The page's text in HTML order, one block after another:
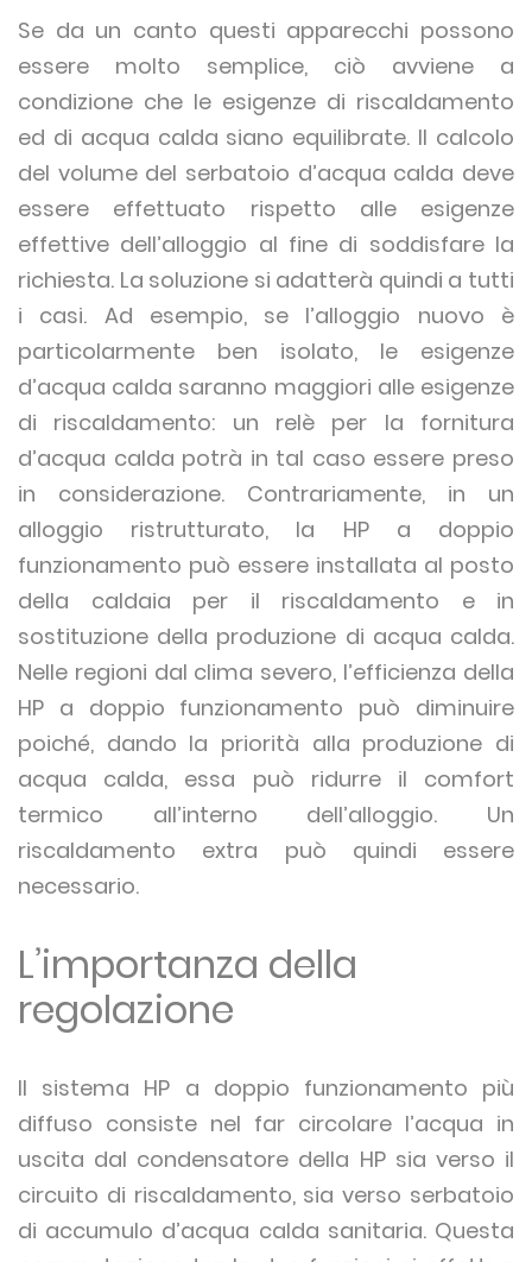
Se da un canto questi apparecchi possono
essere molto semplice, ciò avviene a
condizione che le esigenze di riscaldamento
ed di acqua calda siano equilibrate. Il calcolo
del volume del serbatoio d’acqua calda deve
essere effettuato rispetto alle esigenze
effettive dell’alloggio al fine di soddisfare la
richiesta. La soluzione si adatterà quindi a tutti
i casi. Ad esempio, se l’alloggio nuovo è
particolarmente ben isolato, le esigenze
d’acqua calda saranno maggiori alle esigenze
di riscaldamento: un relè per la fornitura
d’acqua calda potrà in tal caso essere preso
in considerazione. Contrariamente, in un
alloggio ristrutturato, la HP a doppio
funzionamento può essere installata al posto
della caldaia per il riscaldamento e in
sostituzione della produzione di acqua calda.
Nelle regioni dal clima severo, l’efficienza della
HP a doppio funzionamento può diminuire
poiché, dando la priorità alla produzione di
acqua calda, essa può ridurre il comfort
termico all’interno dell’alloggio. Un
riscaldamento extra può quindi essere
necessario.
L’importanza della
regolazione
Il sistema HP a doppio funzionamento più
diffuso consiste nel far circolare l’acqua in
uscita dal condensatore della HP sia verso il
circuito di riscaldamento, sia verso serbatoio
di accumulo d’acqua calda sanitaria. Questa